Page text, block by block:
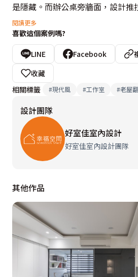
是隱藏。而辦公桌旁牆面，設計推
結合系統櫃門片，便於辦公記事所
臥房部分，因應屋主喜愛白色系，
風板材。主臥房融合現代與古典風
布，臥床兩旁輔以古典風板材做對
空間。
設計概念文字為【好室佳室內設計
閱讀更多
喜歡這個案例嗎?
LINE Facebook
收藏
相關標籤
#現代風 #工作室 #老屋
設計團隊
好室佳室內設計
好室佳室內設計團隊
其他作品